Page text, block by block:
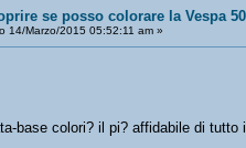
se posso colorare la Vespa
14/Marzo/2015 05:52:11 am »
base colori? il pi? affidabile di